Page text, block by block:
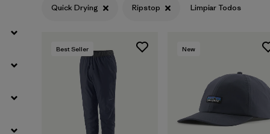
Filtrar por
Materials & Fabric
Quick Drying Ripstop Limpiar Todos
Best Seller New